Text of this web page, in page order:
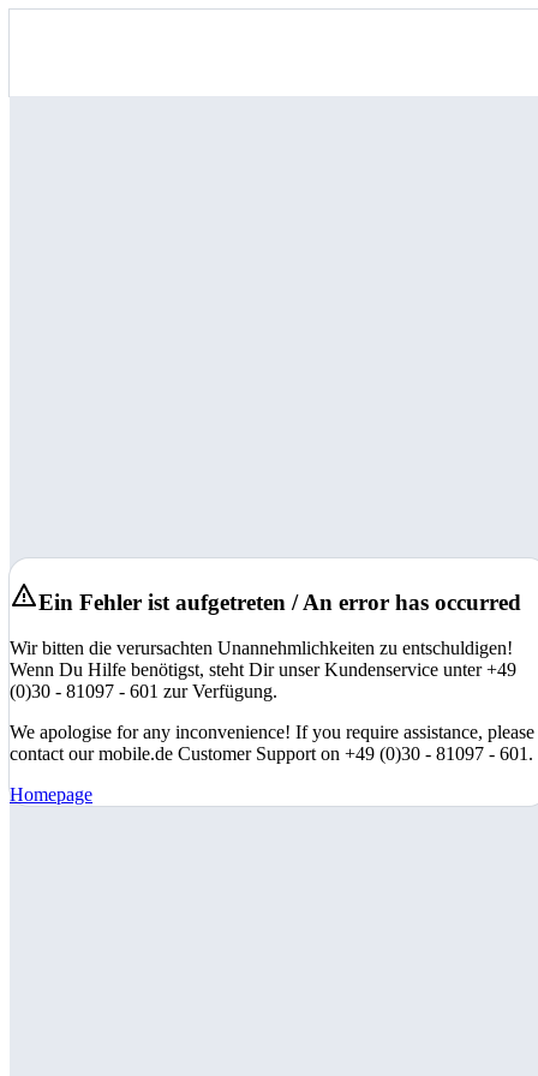
Ein Fehler ist aufgetreten / An error has occurred
Wir bitten die verursachten Unannehmlichkeiten zu entschuldigen!
Wenn Du Hilfe benötigst, steht Dir unser Kundenservice unter +49
(0)30 - 81097 - 601 zur Verfügung.
We apologise for any inconvenience! If you require assistance, please
contact our mobile.de Customer Support on +49 (0)30 - 81097 - 601.
Homepage